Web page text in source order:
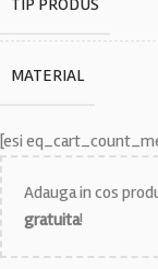
MATERIAL
[esi
Adauga in cos
gratuita!